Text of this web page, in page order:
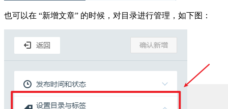
也可以在 “新增文章” 的时候，对目录进行管理，如下图：